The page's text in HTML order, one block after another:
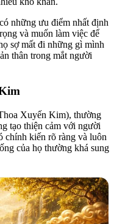
những ưu điểm nhất định
và muốn làm việc để
sợ mất đi những gì mình
thân trong mắt người
Xuyến Kim), thường
tạo thiện cảm với người
chính kiến rõ ràng và luôn
của họ thường khá sung